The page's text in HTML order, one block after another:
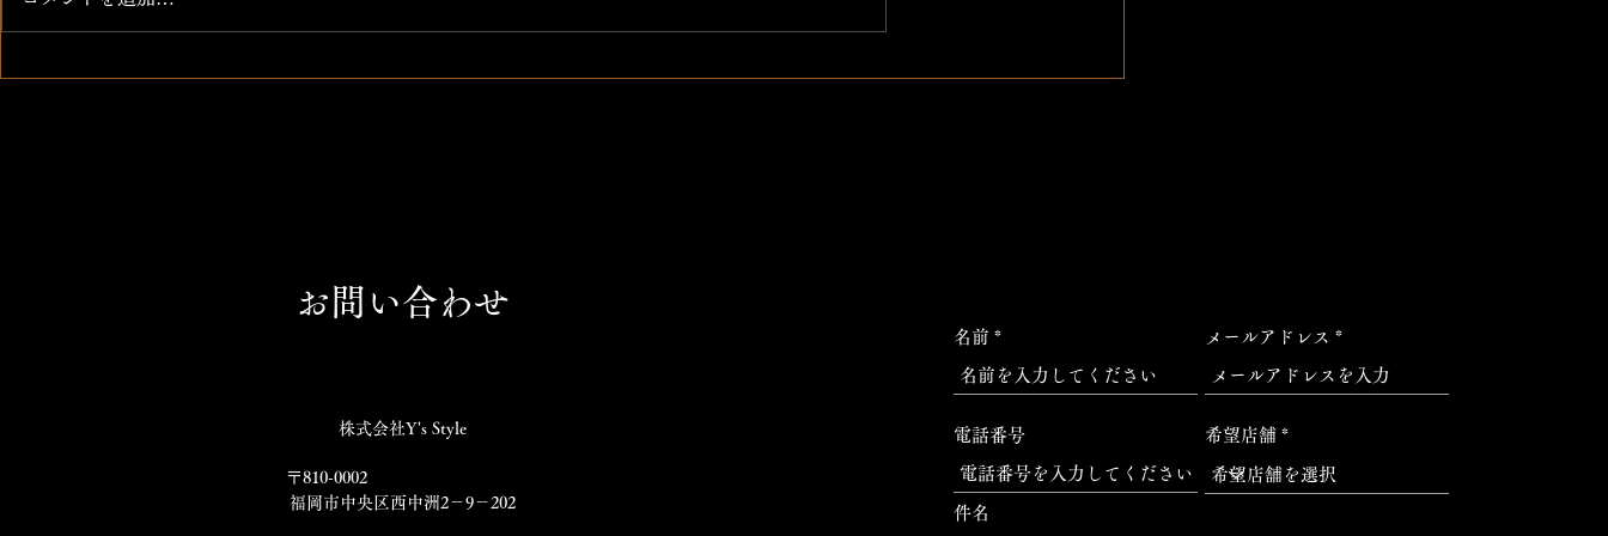
お問い合わせ
株式会社Y's Style
〒810-0002
福岡市中央区西中洲2－9－202
名前 メールアドレス
電話番号 希望店舗
件名